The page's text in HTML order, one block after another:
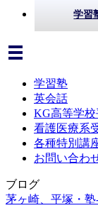
学習
学習塾
英会話
KG高等学
看護医療系
各種特別講
お問い合わ
ブログ
茅ヶ崎、平塚・